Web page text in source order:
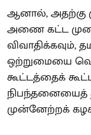
ஆனால், அதற்கு
அணை கட்ட
விவாதிக்கவும்,
ஒற்றுமையை
கூட்டத்தைக்
நிபந்தனையைத்
முன்னேற்றக்